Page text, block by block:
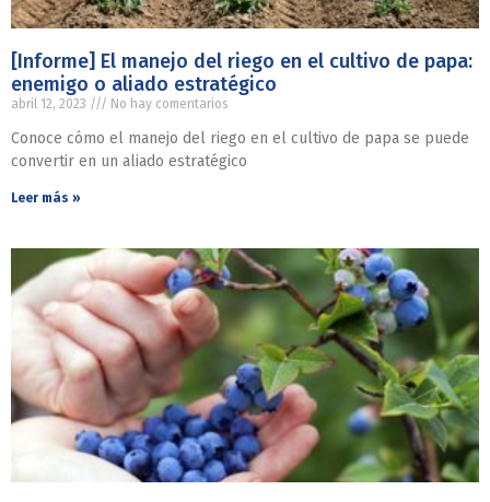
[Informe] El manejo del riego en el cultivo de papa:
enemigo o aliado estratégico
abril 12, 2023 No hay comentarios
Conoce cómo el manejo del riego en el cultivo de papa se puede
convertir en un aliado estratégico
Leer más »